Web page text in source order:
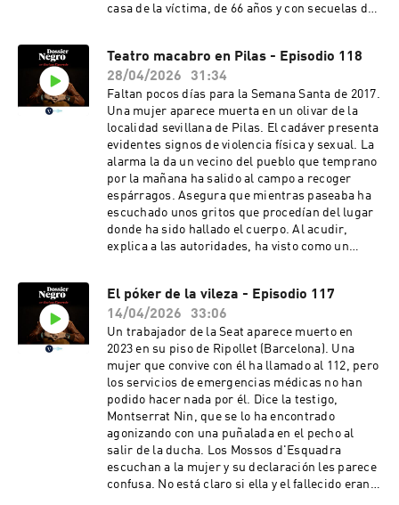
casa de la víctima, de 66 años y con secuelas de
del crimen, explicaron muy pronto que habían
visto desde primera hora de la mañana
merodear por los alrededores a un joven que les
resultaba familiar. Ese individuo resultó ser el
exnovio de una nieta del asesinado que no había
aceptado la ruptura. Tras saberse que semanas
antes ya había causado daños al coche de la
madre de la chica como venganza, y tras unas
identificaciones fotográficas, la Guardia Civil se
centró en ese joven sospechoso llegado de
Santander.Mucho más en la sección Sucesos de
La Vanguardia. Negro, naturalmente.
Teatro macabro en Pilas - Episodio 118
28/04/2026
31:34
Faltan pocos días para la Semana Santa de 2017.
Una mujer aparece muerta en un olivar de la
localidad sevillana de Pilas. El cadáver presenta
evidentes signos de violencia física y sexual. La
alarma la da un vecino del pueblo que temprano
por la mañana ha salido al campo a recoger
espárragos. Asegura que mientras paseaba ha
escuchado unos gritos que procedían del lugar
donde ha sido hallado el cuerpo. Al acudir,
explica a las autoridades, ha visto como un
furgoneta blanca mientras él trataba de auxiliar
en vano a la víctima. La inspección ocular y la
declaración de dos víctimas de tentativa de
agresión sexual en horas previas al crimen
confirman la sospecha de los investigadores de
la Guardia Civil de que nada es lo que
parece.Mucho más en la sección Sucesos de La
Vanguardia. Negro, naturalmente.
El póker de la vileza - Episodio 117
14/04/2026
33:06
Un trabajador de la Seat aparece muerto en
2023 en su piso de Ripollet (Barcelona). Una
mujer que convive con él ha llamado al 112, pero
los servicios de emergencias médicas no han
podido hacer nada por él. Dice la testigo,
Montserrat Nin, que se lo ha encontrado
agonizando con una puñalada en el pecho al
salir de la ducha. Los Mossos d'Esquadra
escuchan a la mujer y su declaración les parece
confusa. No está claro si ella y el fallecido eran